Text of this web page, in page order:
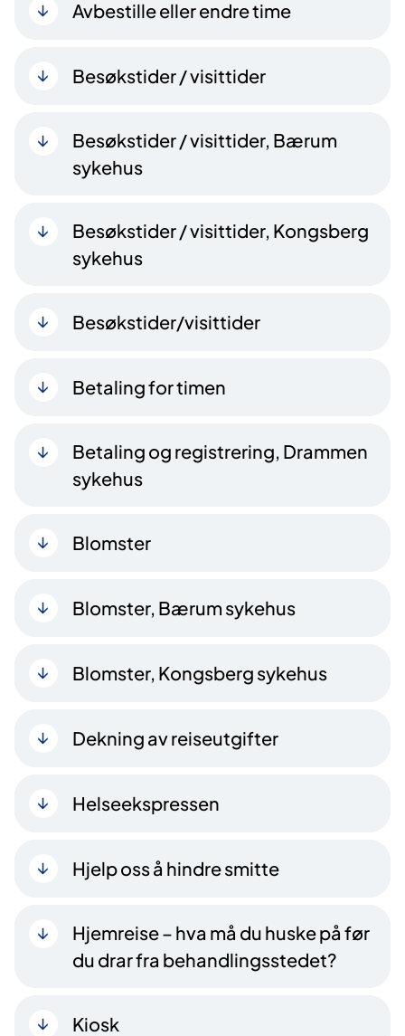
Avbestille eller endre time
Besøkstider / visittider
Besøkstider / visittider, Bærum
sykehus
Besøkstider / visittider, Kongsberg
sykehus
Besøkstider/visittider
Betaling for timen
Betaling og registrering, Drammen
sykehus
Blomster
Blomster, Bærum sykehus
Blomster, Kongsberg sykehus
Dekning av reiseutgifter
Helseekspressen
Hjelp oss å hindre smitte
Hjemreise – hva må du huske på før
du drar fra behandlingsstedet?
Kiosk